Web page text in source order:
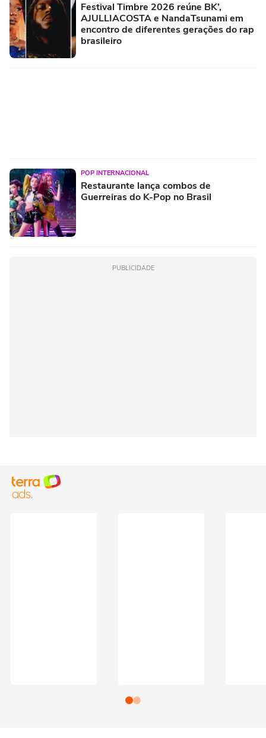
Festival Timbre 2026 reúne BK’,
AJULLIACOSTA e NandaTsunami em
encontro de diferentes gerações do rap
brasileiro
POP INTERNACIONAL
Restaurante lança combos de
Guerreiras do K-Pop no Brasil
PUBLICIDADE